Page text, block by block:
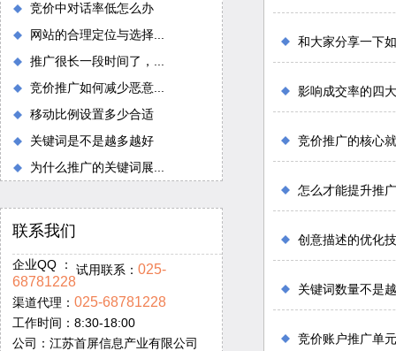
竞价中对话率低怎么办
网站的合理定位与选择...
推广很长一段时间了，...
竞价推广如何减少恶意...
移动比例设置多少合适
关键词是不是越多越好
为什么推广的关键词展...
联系我们
企业QQ ： 试用联系： 025-
68781228
渠道代理： 025-68781228
工作时间：8:30-18:00
公司：江苏首屏信息产业有限公司
和大家分享一下
影响成交率的四
竞价推广的核心
怎么才能提升推
创意描述的优化
关键词数量不是
竞价账户推广单